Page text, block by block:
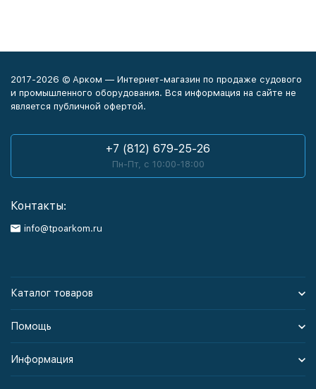
2017-2026 © Арком — Интернет-магазин по продаже судового
и промышленного оборудования. Вся информация на сайте не
является публичной офертой.
+7 (812) 679-25-26
Пн-Пт, с 10:00-18:00
Контакты:
info@tpoarkom.ru
Каталог товаров
Помощь
Информация